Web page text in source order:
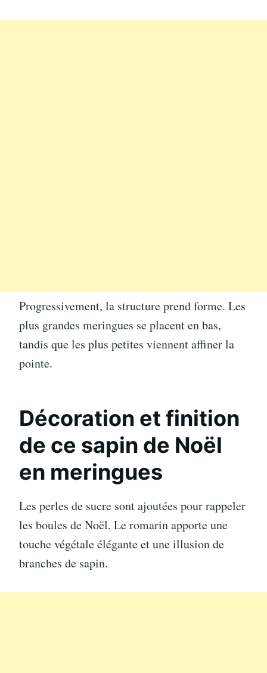
Progressivement, la structure prend forme. Les
plus grandes meringues se placent en bas,
tandis que les plus petites viennent affiner la
pointe.
Décoration et finition
de ce sapin de Noël
en meringues
Les perles de sucre sont ajoutées pour rappeler
les boules de Noël. Le romarin apporte une
touche végétale élégante et une illusion de
branches de sapin.